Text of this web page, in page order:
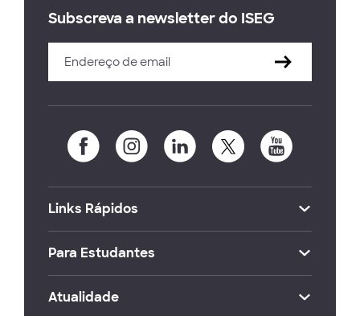
Subscreva a newsletter do ISEG
Links Rápidos
Para Estudantes
Atualidade